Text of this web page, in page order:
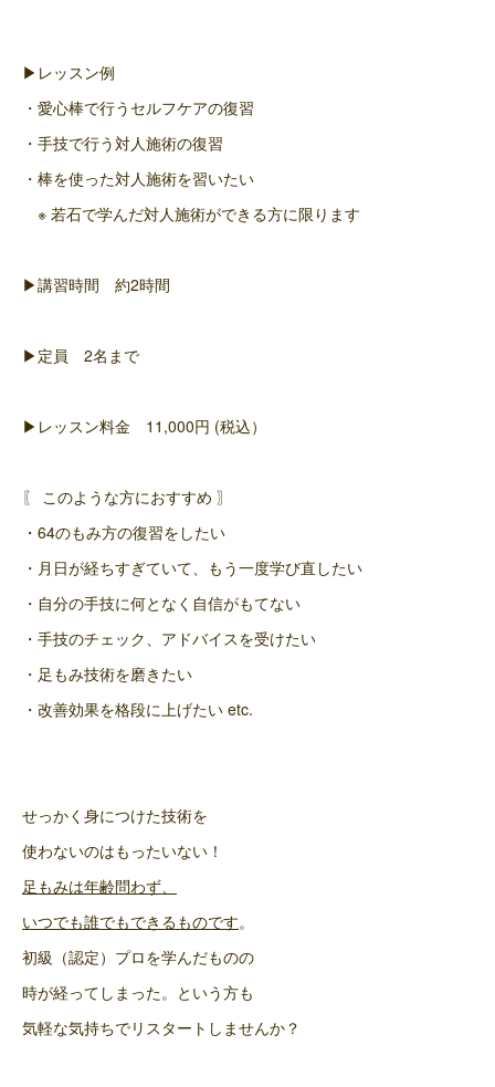
▶レッスン例
・愛心棒で行うセルフケアの復習
・手技で行う対人施術の復習
・棒を使った対人施術を習いたい
※ 若石で学んだ対人施術ができる方に限ります
▶講習時間 約2時間
▶定員 2名まで
▶レッスン料金 11,000円 (税込）
〖 このような方におすすめ 〗
・64のもみ方の復習をしたい
・月日が経ちすぎていて、もう一度学び直したい
・自分の手技に何となく自信がもてない
・手技のチェック、アドバイスを受けたい
・足もみ技術を磨きたい
・改善効果を格段に上げたい etc.
せっかく身につけた技術を
使わないのはもったいない！
足もみは年齢問わず、
いつでも誰でもできるものです。
初級（認定）プロを学んだものの
時が経ってしまった。という方も
気軽な気持ちでリスタートしませんか？